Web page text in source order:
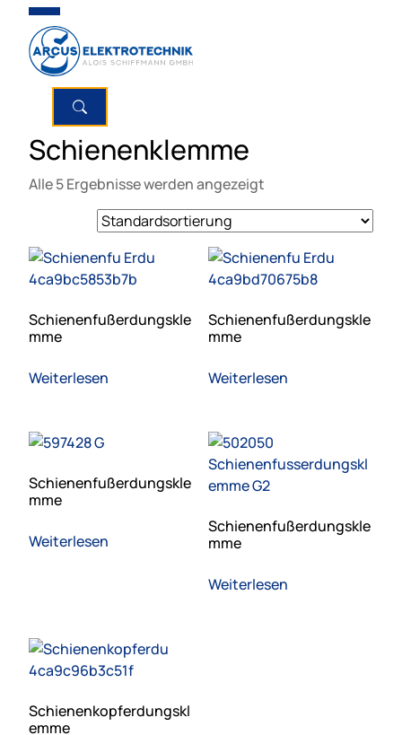
Schienenklemme
Alle 5 Ergebnisse werden angezeigt
Schienenfußerdungskle
mme
Weiterlesen
Schienenfußerdungskle
mme
Weiterlesen
Schienenfußerdungskle
mme
Weiterlesen
Schienenfußerdungskle
mme
Weiterlesen
Schienenkopferdungskl
emme